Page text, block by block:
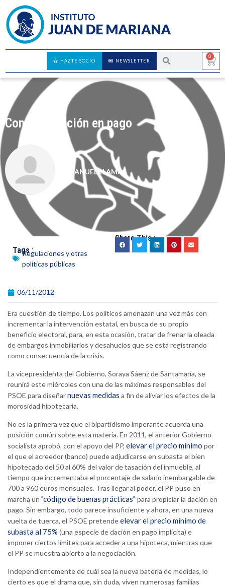
0
NEWSLETTER
HAZTE SOCIO
Contra la dación en pago
MANUEL LLAMAS
Tags :
Regulaciones y otras
políticas públicas
Share This :
06/11/2012
Era cuestión de tiempo. Los políticos amenazan una vez más con
incrementar la intervención estatal, en busca de su propio
beneficio electoral, para, en esta ocasión, tratar de frenar la oleada
de embargos inmobiliarios y desahucios que se está registrando
como consecuencia de la crisis.
La vicepresidenta del Gobierno, Soraya Sáenz de Santamaría, se
reunirá este miércoles con una de las máximas responsables del
PSOE para diseñarnuevas medidas a fin de aliviar los efectos de la
morosidad hipotecaria.
No es la primera vez que el bipartidismo imperante acuerda una
posición común sobre esta materia. En 2011, el anterior Gobierno
socialista aprobó, con el apoyo del PP, elevar el precio mínimo por
el que el acreedor (banco) puede adjudicarse en subasta el bien
hipotecado del 50 al 60% del valor de tasación del inmueble, al
tiempo que incrementaba el porcentaje de salario inembargable de
700 a 960 euros mensuales. Tras llegar al poder, el PP puso en
marcha un "código de buenas prácticas" para propiciar la dación en
pago. Sin embargo, todo parece insuficiente y ahora, en una nueva
vuelta de tuerca, el PSOE pretendeelevar el precio mínimo de
subasta al 75% (una especie de dación en pago implícita) e
imponer ciertos límites para acceder a una hipoteca, mientras que
el PP se muestra abierto a la negociación.
Independientemente de cuál sea la nueva batería de medidas, lo
cierto es que el drama que, sin duda, viven numerosas familias